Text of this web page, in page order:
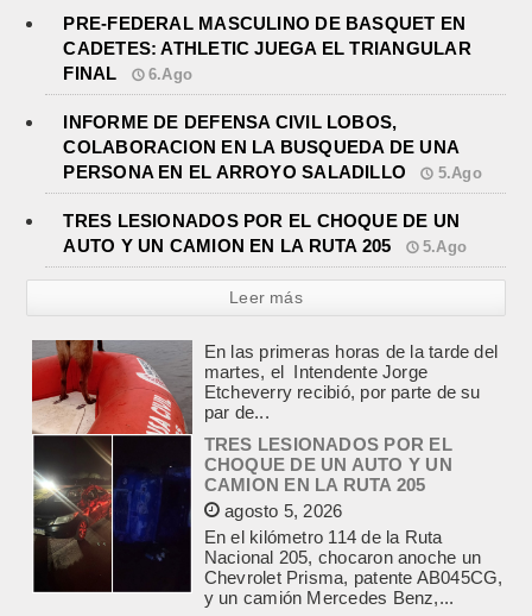
PRE-FEDERAL MASCULINO DE BASQUET EN
CADETES: ATHLETIC JUEGA EL TRIANGULAR
FINAL
6.Ago
INFORME DE DEFENSA CIVIL LOBOS,
COLABORACION EN LA BUSQUEDA DE UNA
PERSONA EN EL ARROYO SALADILLO
5.Ago
TRES LESIONADOS POR EL CHOQUE DE UN
AUTO Y UN CAMION EN LA RUTA 205
5.Ago
Leer más
TRES LESIONADOS POR EL
CHOQUE DE UN AUTO Y UN
CAMION EN LA RUTA 205
agosto 5, 2026
En el kilómetro 114 de la Ruta
Nacional 205, chocaron anoche un
Chevrolet Prisma, patente AB045CG,
y un camión Mercedes Benz,...
JEREMIAS COCCI ASUMIO LA
PRESIDENCIA DEL ROTARY
agosto 4, 2026